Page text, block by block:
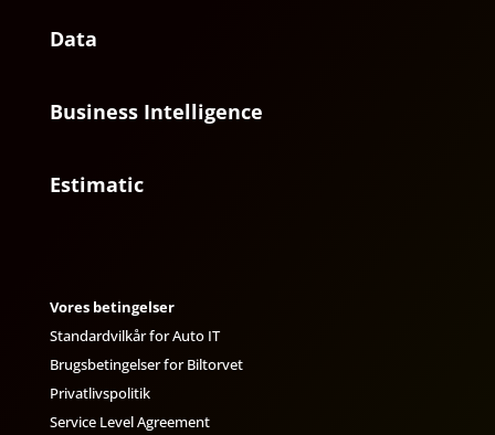
Data
Business Intelligence
Estimatic
Vores betingelser
Standardvilkår for Auto IT
Brugsbetingelser for Biltorvet
Privatlivspolitik
Service Level Agreement